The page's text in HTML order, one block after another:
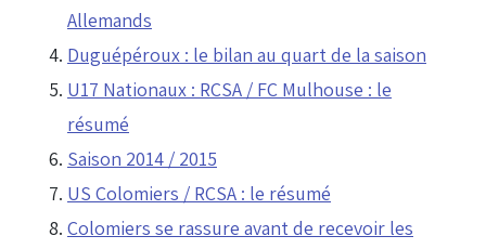
Allemands
Duguépéroux : le bilan au quart de la saison
U17 Nationaux : RCSA / FC Mulhouse : le
résumé
Saison 2014 / 2015
US Colomiers / RCSA : le résumé
Colomiers se rassure avant de recevoir les